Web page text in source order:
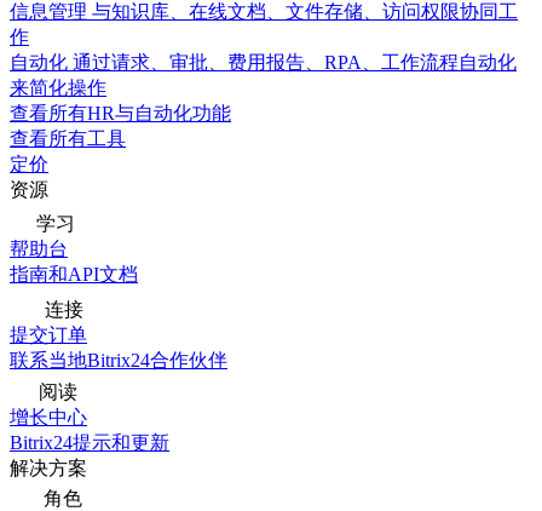
信息管理 与知识库、在线文档、文件存储、访问权限协同工
作
自动化 通过请求、审批、费用报告、RPA、工作流程自动化
来简化操作
查看所有HR与自动化功能
查看所有工具
定价
资源
学习
帮助台
指南和API文档
连接
提交订单
联系当地Bitrix24合作伙伴
阅读
增长中心
Bitrix24提示和更新
解决方案
角色